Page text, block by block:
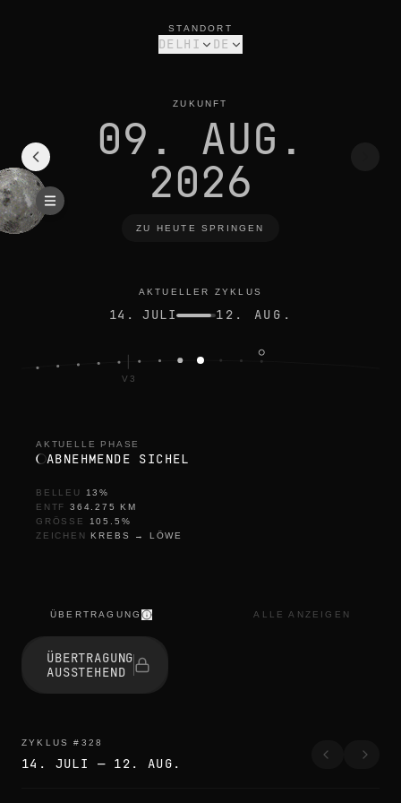
STANDORT
DELHI DE
ZUKUNFT
09. AUG.
2026
ZU HEUTE SPRINGEN
AKTUELLER ZYKLUS
14. JULI 12. AUG.
V3
AKTUELLE PHASE
ABNEHMENDE SICHEL
BELLEU 13%
ENTF
364.275
KM
GRÖSSE
105.5 %
ZEICHEN KREBS → LÖWE
ÜBERTRAGUNG ALLE ANZEIGEN
ÜBERTRAGUNG
AUSSTEHEND
ZYKLUS # 328
14. JULI — 12. AUG.